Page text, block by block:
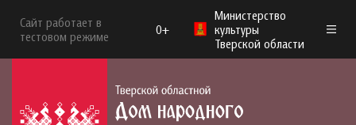
Сайт работает в
тестовом режиме
0+
Министерство
культуры
Тверской области